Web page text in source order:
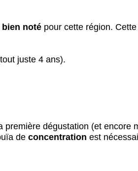
bien noté pour cette région.
juste 4 ans).
première dégustation (et encore
de concentration est